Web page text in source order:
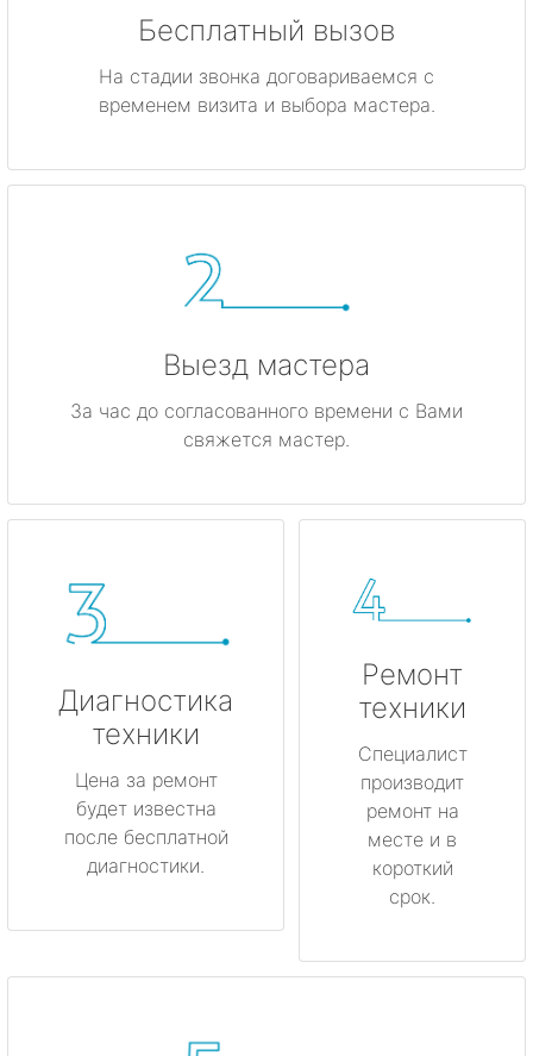
Бесплатный вызов
На стадии звонка договариваемся с
временем визита и выбора мастера.
Выезд мастера
За час до согласованного времени с Вами
свяжется мастер.
Диагностика
техники
Цена за ремонт
будет известна
после бесплатной
диагностики.
Ремонт
техники
Специалист
производит
ремонт на
месте и в
короткий
срок.